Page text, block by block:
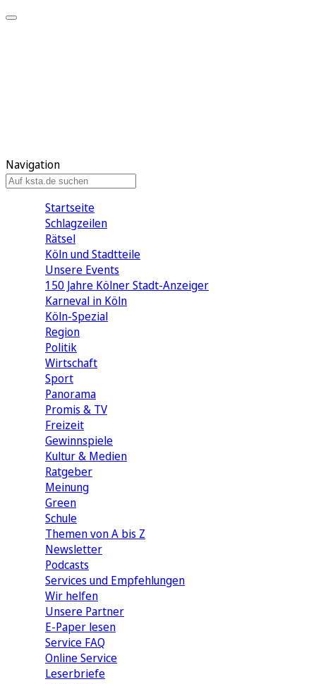
Navigation
Startseite
Schlagzeilen
Rätsel
Köln und Stadtteile
Unsere Events
150 Jahre Kölner Stadt-Anzeiger
Karneval in Köln
Köln-Spezial
Region
Politik
Wirtschaft
Sport
Panorama
Promis & TV
Freizeit
Gewinnspiele
Kultur & Medien
Ratgeber
Meinung
Green
Schule
Themen von A bis Z
Newsletter
Podcasts
Services und Empfehlungen
Wir helfen
Unsere Partner
E-Paper lesen
Service FAQ
Online Service
Leserbriefe